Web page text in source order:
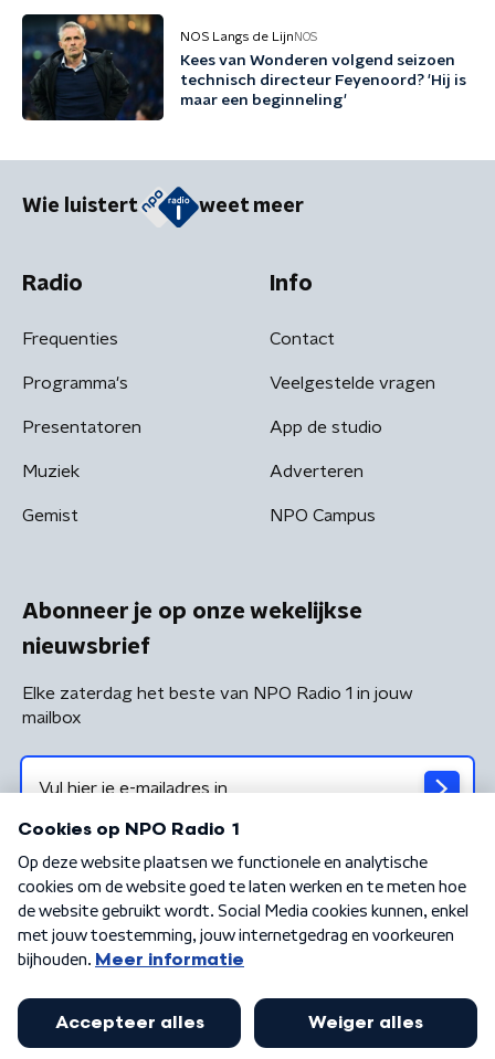
NOS Langs de Lijn NOS
Kees van Wonderen volgend seizoen
technisch directeur Feyenoord? 'Hij is
maar een beginneling'
Wie luistert weet meer
Radio
Frequenties
Programma's
Presentatoren
Muziek
Gemist
Info
Contact
Veelgestelde vragen
App de studio
Adverteren
NPO Campus
Abonneer je op onze wekelijkse
nieuwsbrief
Elke zaterdag het beste van NPO Radio 1 in jouw
mailbox
Algemene voorwaarden